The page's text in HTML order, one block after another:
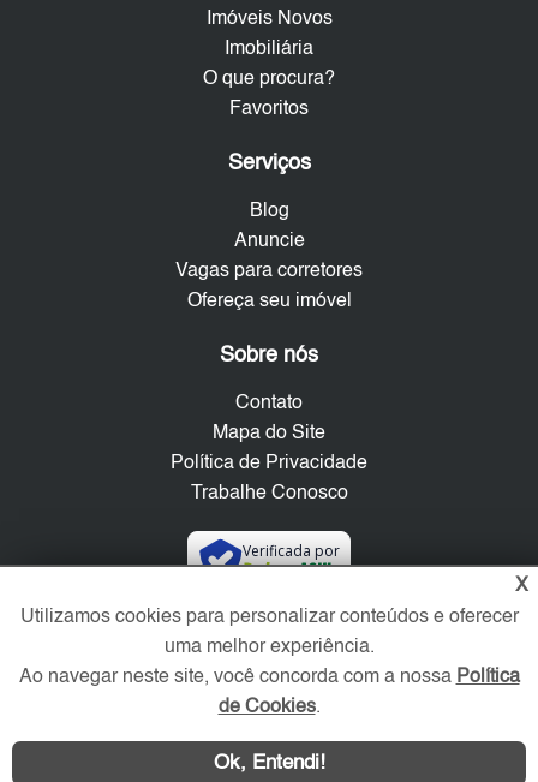
Imóveis Novos
Imobiliária
O que procura?
Favoritos
Serviços
Blog
Anuncie
Vagas para corretores
Ofereça seu imóvel
Sobre nós
Contato
Mapa do Site
Política de Privacidade
Trabalhe Conosco
Verificada por
Redes Sociais
X
Utilizamos cookies para personalizar conteúdos e oferecer
uma melhor experiência.
Ao navegar neste site, você concorda com a nossa Política
de Cookies.
Ok, Entendi!